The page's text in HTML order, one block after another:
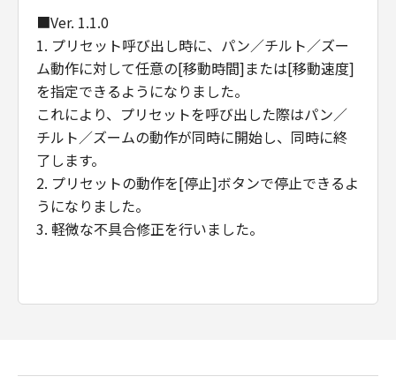
任を負わないものとします。
７．輸出
お客様には、米国輸出管理規則を含む該当国の
全ての輸出管理法、規制および規則を遵守する
ことを表明および保証いただくとともに、当該
輸出管理法、規制および規則に違反して、また
は日本国政府または関連する外国政府より必要
な認可等を得ることなしに、「本ファームウェ
ア」の全部または一部を、直接または間接に輸
出しないことを表明および保証していただき ま
す。
点で発効し、下記(2)または(3)により終了され
複製物のすべてを廃棄および消去することによ
■Ver. 1.1.0
1. プリセット呼び出し時に、パン／チルト／ズー
ム動作に対して任意の[移動時間]または[移動速度]
を指定できるようになりました。
これにより、プリセットを呼び出した際はパン／
チルト／ズームの動作が同時に開始し、同時に終
了します。
2. プリセットの動作を[停止]ボタンで停止できるよ
うになりました。
3. 軽微な不具合修正を行いました。